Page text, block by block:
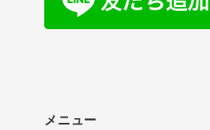
メニュー